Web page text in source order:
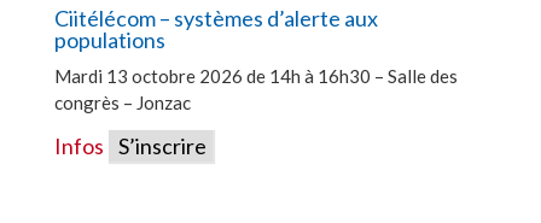
Ciitélécom – systèmes d’alerte aux
populations
Mardi 13 octobre 2026 de 14h à 16h30 – Salle des
congrès – Jonzac
Infos S’inscrire